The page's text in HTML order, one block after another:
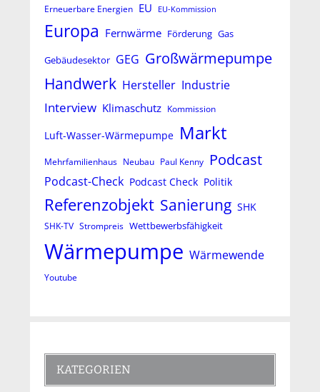
Erneuerbare Energien EU EU-Kommission
Europa Fernwärme Förderung Gas
Gebäudesektor GEG Großwärmepumpe
Handwerk Hersteller Industrie
Interview Klimaschutz Kommission
Luft-Wasser-Wärmepumpe Markt
Mehrfamilienhaus Neubau Paul Kenny Podcast
Podcast-Check Podcast Check Politik
Referenzobjekt Sanierung SHK
SHK-TV Strompreis Wettbewerbsfähigkeit
Wärmepumpe Wärmewende
Youtube
KATEGORIEN